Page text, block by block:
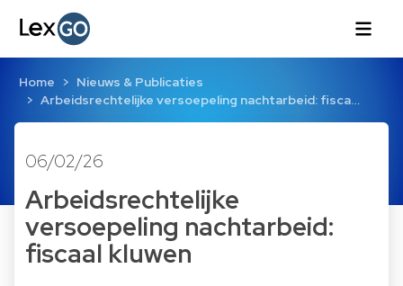
Home
Nieuws & Publicaties
Arbeidsrechtelijke versoepeling nachtarbeid: fisca…
06/02/26
Arbeidsrechtelijke
versoepeling nachtarbeid:
fiscaal kluwen